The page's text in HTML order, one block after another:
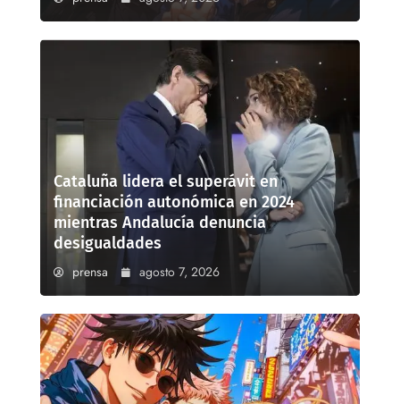
Cataluña lidera el superávit en
financiación autonómica en 2024
mientras Andalucía denuncia
desigualdades
prensa agosto 7, 2026